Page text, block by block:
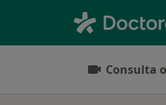
Consulta